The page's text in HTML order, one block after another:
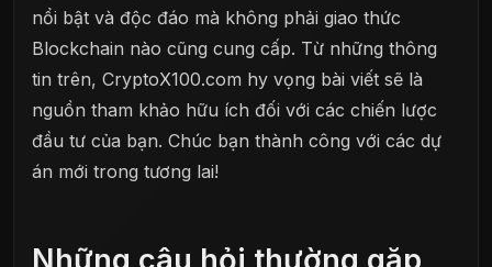
nổi bật và độc đáo mà không phải giao thức
Blockchain nào cũng cung cấp. Từ những thông
tin trên, CryptoX100.com hy vọng bài viết sẽ là
nguồn tham khảo hữu ích đối với các chiến lược
đầu tư của bạn. Chúc bạn thành công với các dự
án mới trong tương lai!